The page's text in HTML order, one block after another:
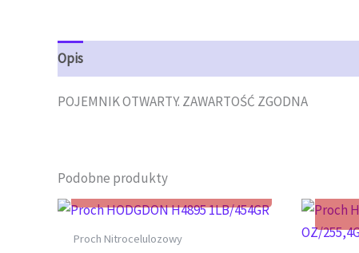
Opis
POJEMNIK OTWARTY. ZAWARTOŚĆ ZGODNA
Podobne produkty
Proch Nitrocelulozowy